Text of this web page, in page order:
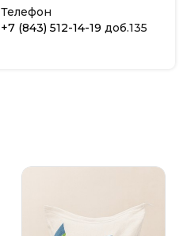
Телефон
+7 (843) 512-14-19 доб.135